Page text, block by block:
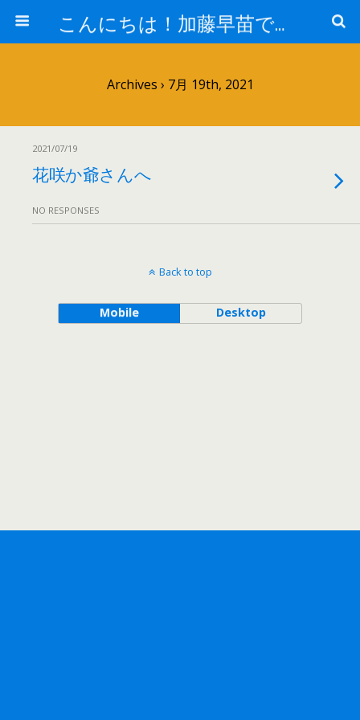
こんにちは！加藤早苗です。
Archives › 7月 19th, 2021
2021/07/19
花咲か爺さんへ
NO RESPONSES
Back to top
Mobile Desktop